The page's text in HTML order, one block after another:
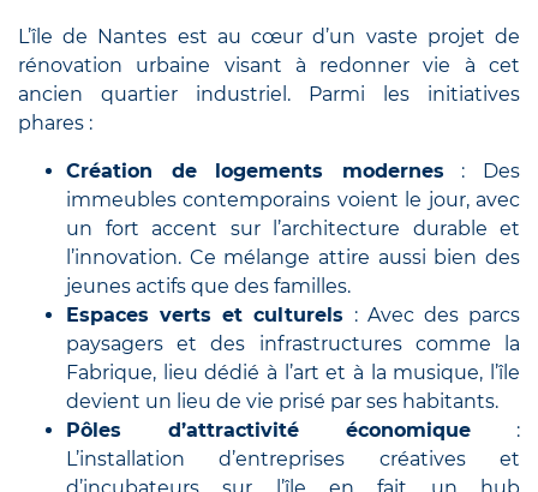
L’île de Nantes est au cœur d’un vaste projet de
rénovation urbaine visant à redonner vie à cet
ancien quartier industriel. Parmi les initiatives
phares :
Création de logements modernes : Des
immeubles contemporains voient le jour, avec
un fort accent sur l’architecture durable et
l’innovation. Ce mélange attire aussi bien des
jeunes actifs que des familles.
Espaces verts et culturels : Avec des parcs
paysagers et des infrastructures comme la
Fabrique, lieu dédié à l’art et à la musique, l’île
devient un lieu de vie prisé par ses habitants.
Pôles d’attractivité économique :
L’installation d’entreprises créatives et
d’incubateurs sur l’île en fait un hub